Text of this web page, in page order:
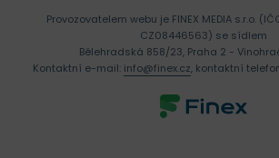
Provozovatelem webu je FINEX MEDIA s.r.o.
CZ08446563) se sídlem
Bělehradská 858/23, Praha 2 -
Kontaktní e-mail: info@finex.cz, kontaktní